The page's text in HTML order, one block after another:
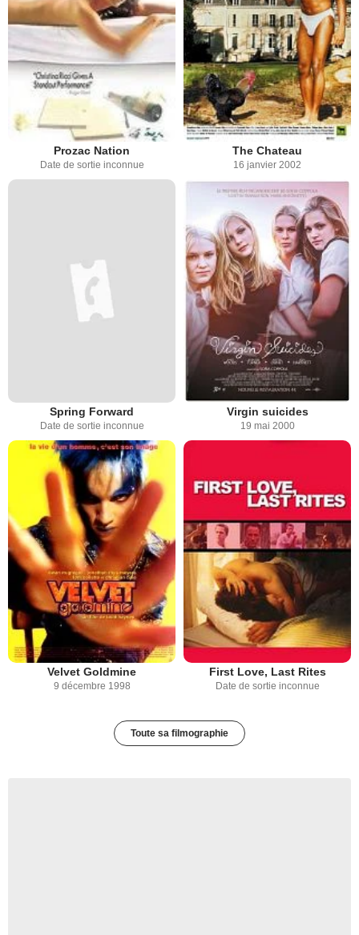
Prozac Nation
Date de sortie inconnue
The Chateau
16 janvier 2002
Spring Forward
Date de sortie inconnue
Virgin suicides
19 mai 2000
Velvet Goldmine
9 décembre 1998
First Love, Last Rites
Date de sortie inconnue
Toute sa filmographie